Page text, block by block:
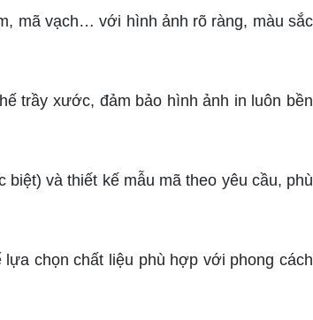
mã vạch… với hình ảnh rõ ràng, màu sắc
trầy xước, đảm bảo hình ảnh in luôn bền
và thiết kế mẫu mã theo yêu cầu, phù
chọn chất liệu phù hợp với phong cách